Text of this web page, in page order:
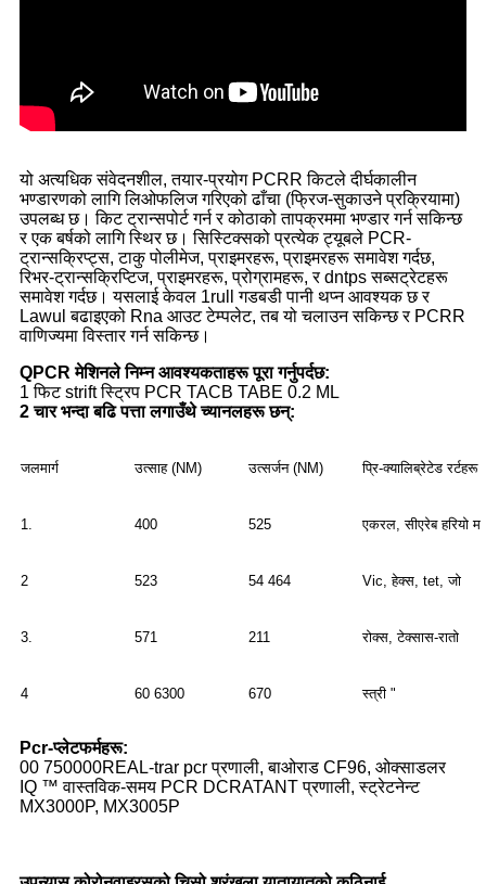
यो अत्यधिक संवेदनशील, तयार-प्रयोग PCRR किटले दीर्घकालीन
भण्डारणको लागि लिओफलिज गरिएको ढाँचा (फ्रिज-सुकाउने प्रक्रियामा)
उपलब्ध छ। किट ट्रान्सपोर्ट गर्न र कोठाको तापक्रममा भण्डार गर्न सकिन्छ
र एक बर्षको लागि स्थिर छ। सिस्टिक्सको प्रत्येक ट्यूबले PCR-
ट्रान्सक्रिप्ट्स, टाकु पोलीमेज, प्राइमरहरू, प्राइमरहरू समावेश गर्दछ,
रिभर-ट्रान्सक्रिप्टिज, प्राइमरहरू, प्रोग्रामहरू, र dntps सब्सट्रेटहरू
समावेश गर्दछ। यसलाई केवल 1rull गडबडी पानी थप्न आवश्यक छ र
Lawul बढाइएको Rna आउट टेम्पलेट, तब यो चलाउन सकिन्छ र PCRR
वाणिज्यमा विस्तार गर्न सकिन्छ।
QPCR मेशिनले निम्न आवश्यकताहरू पूरा गर्नुपर्दछ:
1 फिट strift स्ट्रिप PCR TACB TABE 0.2 ML
2 चार भन्दा बढि पत्ता लगाउँथे च्यानलहरू छन्:
जलमार्ग उत्साह (NM) उत्सर्जन (NM) प्रि-क्यालिब्रेटेड रर्टहरू
1. 400 525 एकरल, सीएरेब हरियो म
2 523 54 464 Vic, हेक्स, tet, जो
3. 571 211 रोक्स, टेक्सास-रातो
4 60 6300 670 स्त्री "
Pcr-प्लेटफर्महरू:
00 750000REAL-trar pcr प्रणाली, बाओराड CF96, ओक्साडलर
IQ ™ वास्तविक-समय PCR DCRATANT प्रणाली, स्ट्रेटनेन्ट
MX3000P, MX3005P